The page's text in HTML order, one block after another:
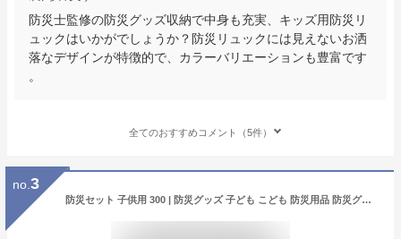
防災士監修の防災グッズ収納で中身も充実、キッズ用防災リ
ュックはいかがでしょうか？防災リュックには見えないお洒
落なデザインが特徴的で、カラーバリエーションも豊富です
。
全てのおすすめコメント（5件）
no. 3
防災セット 子供用 300 | 防災グッズ 子ども こども 防災用品 防災グッズセット 防災リュックセット こども用 子供 防災 グッズ リュック 防災リュック セット 防災バッグ 非常用持ち出し袋 クッキー 水 バッグ 災害用 キッズ 避難 地震 家族 ファミリー レインコート